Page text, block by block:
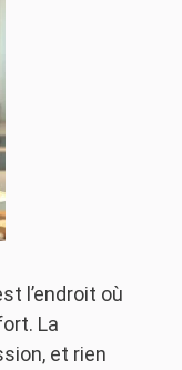
l’endroit où
La
et rien